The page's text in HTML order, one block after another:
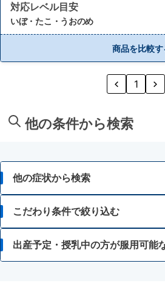
対応レベル目安
いぼ・たこ・うおのめ
商品を比較す
1
他の条件から検索
他の症状から検索
かゆみ
虫さされ
湿疹
こだわり条件で絞り込む
15歳未満